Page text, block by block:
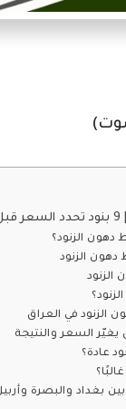
الزنود؟
الزنود
الزنود في العراق
السعر والنتيجة
عادة؟
بغداد والبصرة